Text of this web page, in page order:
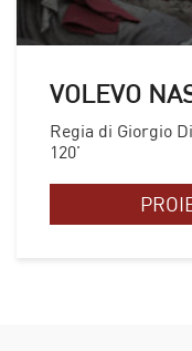
VOLEVO
Regia di Giorgio
120'